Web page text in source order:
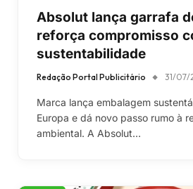
Absolut lança garrafa
reforça compromisso
sustentabilidade
Redação Portal Publicitário 31/07/
Marca lança embalagem
Europa e dá novo passo rumo à
ambiental. A Absolut…